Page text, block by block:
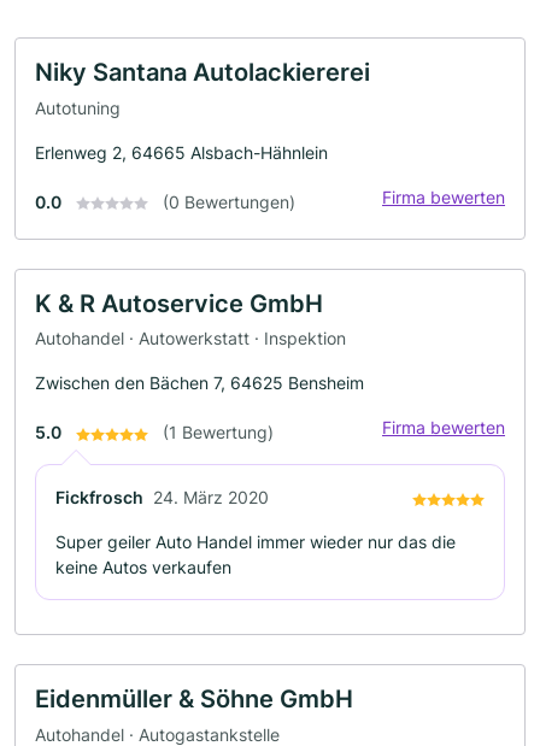
Niky Santana Autolackiererei
Autotuning
Erlenweg 2, 64665 Alsbach-Hähnlein
0.0 (0 Bewertungen) Firma bewerten
K & R Autoservice GmbH
Autohandel · Autowerkstatt · Inspektion
Zwischen den Bächen 7, 64625 Bensheim
5.0 (1 Bewertung) Firma bewerten
Fickfrosch 24. März 2020
Super geiler Auto Handel immer wieder nur das die
keine Autos verkaufen
Eidenmüller & Söhne GmbH
Autohandel · Autogastankstelle